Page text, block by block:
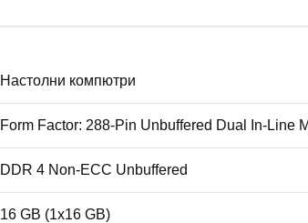
Настолни компютри
Form Factor: 288-Pin Unbuffered Dual In-Line
DDR 4 Non-ECC Unbuffered
16 GB (1x16 GB)